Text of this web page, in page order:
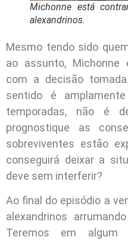
Michonne está
alexandrinos.
Mesmo tendo sido
ao assunto, Michonne
com a decisão
sentido é
temporadas, não é
prognostique as
sobreviventes estão
conseguirá deixar a
deve sem interferir?
Ao final do episódio a
alexandrinos
Teremos em algum